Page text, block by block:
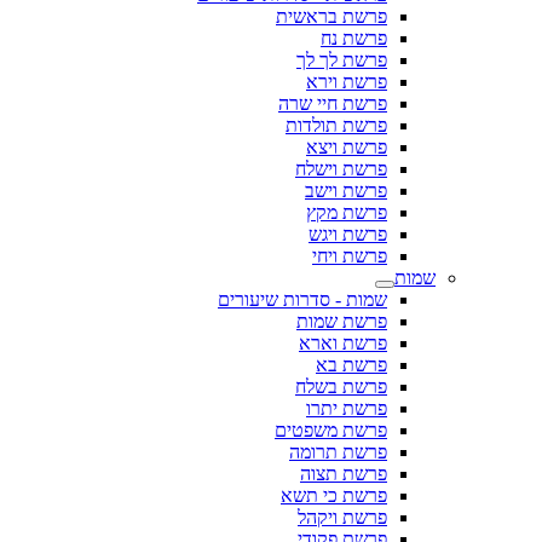
פרשת בראשית
פרשת נח
פרשת לך לך
פרשת וירא
פרשת חיי שרה
פרשת תולדות
פרשת ויצא
פרשת וישלח
פרשת וישב
פרשת מקץ
פרשת ויגש
פרשת ויחי
שמות
שמות - סדרות שיעורים
פרשת שמות
פרשת וארא
פרשת בא
פרשת בשלח
פרשת יתרו
פרשת משפטים
פרשת תרומה
פרשת תצוה
פרשת כי תשא
פרשת ויקהל